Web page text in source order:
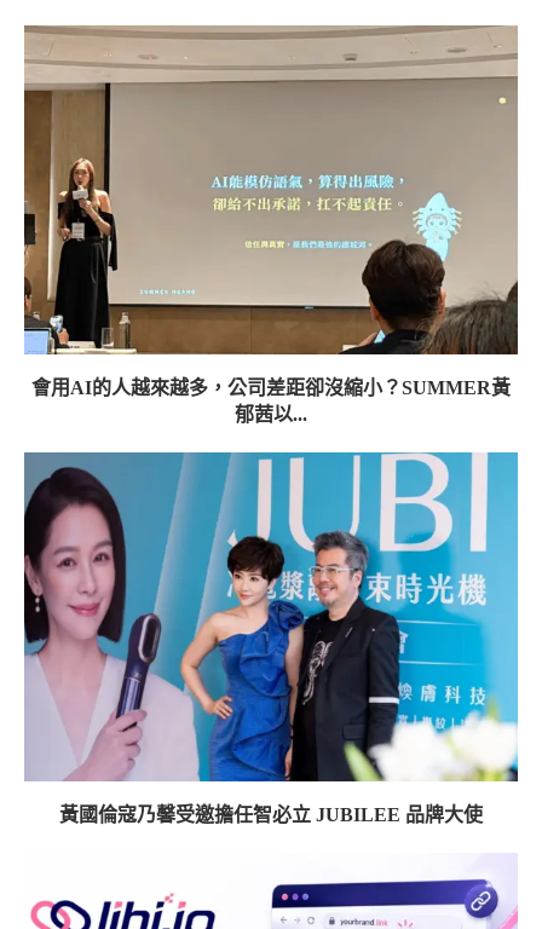
會用AI的人越來越多，公司差距卻沒縮小？SUMMER黃
郁茜以...
黃國倫寇乃馨受邀擔任智必立 JUBILEE 品牌大使